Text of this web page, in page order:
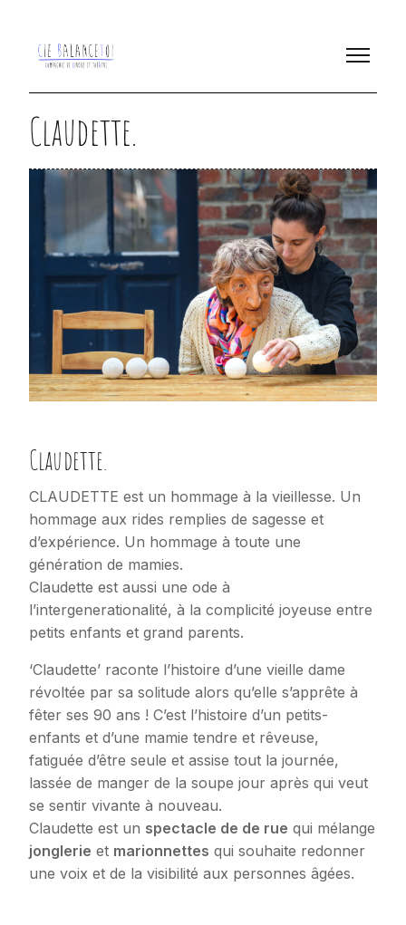
Claudette.
Claudette.
CLAUDETTE est un hommage à la vieillesse. Un
hommage aux rides remplies de sagesse et
d’expérience. Un hommage à toute une
génération de mamies.
Claudette est aussi une ode à
l’intergenerationalité, à la complicité joyeuse entre
petits enfants et grand parents.
‘Claudette’ raconte l’histoire d’une vieille dame
révoltée par sa solitude alors qu’elle s’apprête à
fêter ses 90 ans ! C’est l’histoire d’un petits-
enfants et d’une mamie tendre et rêveuse,
fatiguée d’être seule et assise tout la journée,
lassée de manger de la soupe jour après qui veut
se sentir vivante à nouveau.
Claudette est un spectacle de de rue qui mélange
jonglerie et marionnettes qui souhaite redonner
une voix et de la visibilité aux personnes âgées.